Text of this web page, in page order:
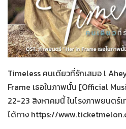
05-08-2569
Her in
Timeless คนเดียวที่รักเสมอ l
Frame เธอในภาพนั้น [Official
22-23 สิงหาคมนี้ ในโรงภาพยนตร์
ได้ทาง https://